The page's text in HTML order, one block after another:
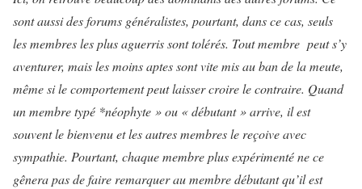
sont aussi des forums généralistes, pourtant, dans ce cas, seuls
les membres les plus aguerris sont tolérés. Tout membre peut s’y
aventurer, mais les moins aptes sont vite mis au ban de la meute,
même si le comportement peut laisser croire le contraire. Quand
un membre typé *néophyte » ou « débutant » arrive, il est
souvent le bienvenu et les autres membres le reçoive avec
sympathie. Pourtant, chaque membre plus expérimenté ne ce
gênera pas de faire remarquer au membre débutant qu’il est